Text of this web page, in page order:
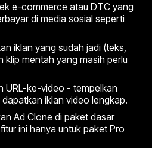
e-commerce atau DTC yang
di media sosial seperti
iklan yang sudah jadi (teks,
klip mentah yang masih perlu
URL-ke-video - tempelkan
iklan video lengkap.
Ad Clone di paket dasar
ini hanya untuk paket Pro